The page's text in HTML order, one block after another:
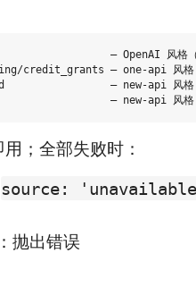
— OpenAI 风格（兼
credit_grants — one-api 风格（
— new-api 风格
；全部失败时：
source:
：抛出错误